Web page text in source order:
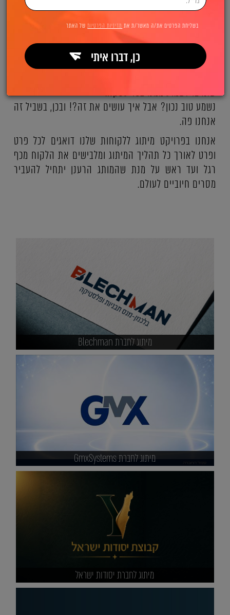
עסקי! כן מיתוג!
כיום יותר מתמיד עם התחרות המטורפת שיש בכל תחום,
החשוב מכל הוא לבלוט מעל כל המתחרים ולהשאיר אצל
הלקוח (והלקוח בפוטנציה) חותם חיובי ועוצמתי
שיזכור
שתרצו לשמוע ממנו בכל עסקה.
נשמע טוב נכון? אבל איך עושים את זה?! ובכן, בשביל זה
אנחנו פה.
אנחנו בפרויקט מיתוג ללקוחות שלנו דואגים לכל פרט
ופרט לאורך כל תהליך המיתוג ומלבישים את הלקוח מכף
רגל ועד ראש על מנת שהמותג הרענן יתחיל להעביר
מסרים חיוביים לעולם.
מיתוג לחברת Blechman
מיתוג לחברת GmxSystems
מיתוג לחברת יסודות ישראל
בשליחת הפרטים את/ה מאשר/ת את מדיניות הפרטיותשל האתר
כן, דברו איתי